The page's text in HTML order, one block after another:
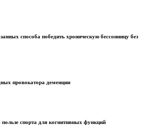
способа победить хроническую бессонницу без
провокатора деменции
пользе спорта для когнитивных функций